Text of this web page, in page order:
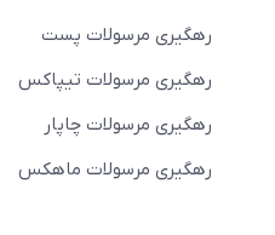
رهگیری مرسولات پست
رهگیری مرسولات تیپاکس
رهگیری مرسولات چاپار
رهگیری مرسولات ماهکس